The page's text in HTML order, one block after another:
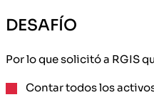
DESAFÍO
Por lo que solicitó a RGIS
Contar todos los